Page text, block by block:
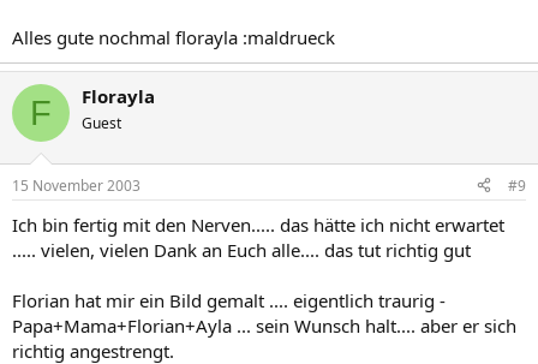
Alles gute nochmal florayla :maldrueck
F Florayla
Guest
15 November 2003 #9
Ich bin fertig mit den Nerven..... das hätte ich nicht erwartet
..... vielen, vielen Dank an Euch alle.... das tut richtig gut
Florian hat mir ein Bild gemalt .... eigentlich traurig -
Papa+Mama+Florian+Ayla ... sein Wunsch halt.... aber er sich
richtig angestrengt.